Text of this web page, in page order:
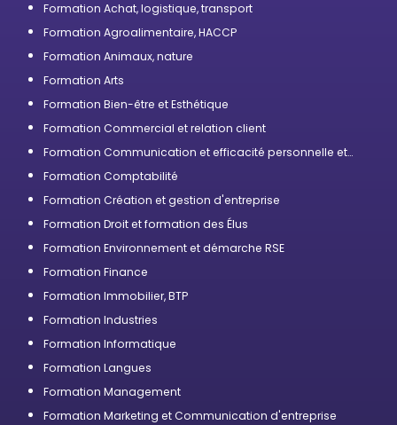
Formation Achat, logistique, transport
Formation Agroalimentaire, HACCP
Formation Animaux, nature
Formation Arts
Formation Bien-être et Esthétique
Formation Commercial et relation client
Formation Communication et efficacité personnelle et
Formation Comptabilité
Formation Création et gestion d'entreprise
Formation Droit et formation des Élus
Formation Environnement et démarche RSE
Formation Finance
Formation Immobilier, BTP
Formation Industries
Formation Informatique
Formation Langues
Formation Management
Formation Marketing et Communication d'entreprise